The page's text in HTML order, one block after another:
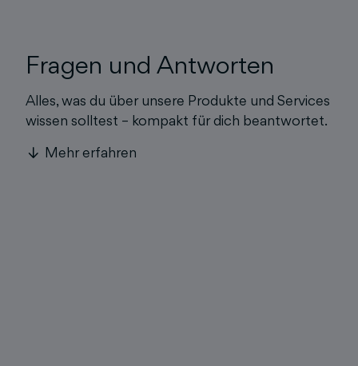
Fragen und Antworten
Alles, was du über unsere Produkte und Services
wissen solltest – kompakt für dich beantwortet.
Mehr erfahren